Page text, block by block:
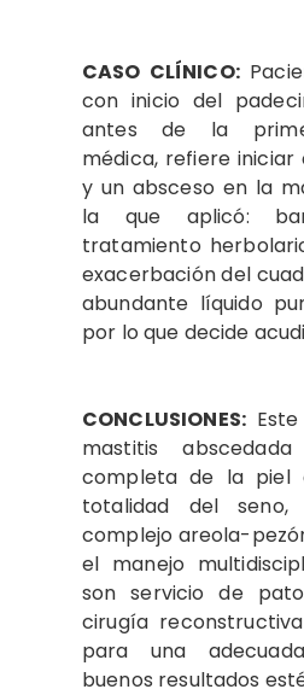
CASO CLÍNICO:
con inicio del
antes de la
médica, refiere
y un absceso en la
la que aplicó:
tratamiento
exacerbación del
abundante líquido
por lo que decide
CONCLUSIONES:Este
mastitis
completa de la piel
totalidad del seno,
complejo areola-
el manejo
son servicio de
cirugía
para una
buenos resultados